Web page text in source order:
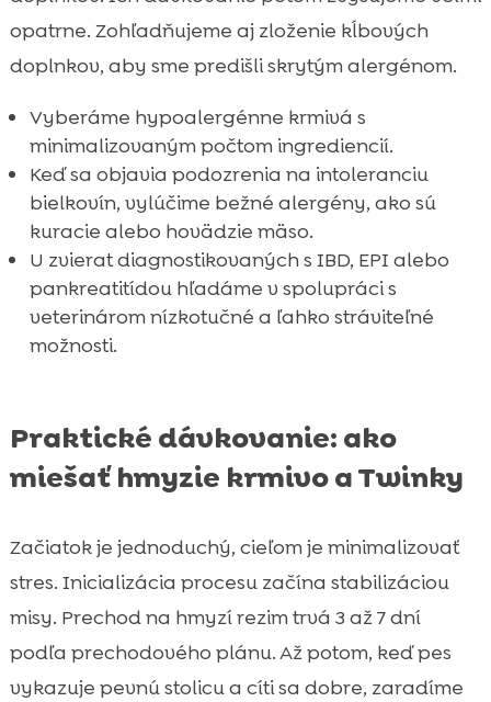
opatrne. Zohľadňujeme aj zloženie kĺbových
doplnkov, aby sme predišli skrytým alergénom.
Vyberáme hypoalergénne krmivá s
minimalizovaným počtom ingrediencií.
Keď sa objavia podozrenia na intoleranciu
bielkovín, vylúčime bežné alergény, ako sú
kuracie alebo hovädzie mäso.
U zvierat diagnostikovaných s IBD, EPI alebo
pankreatitídou hľadáme v spolupráci s
veterinárom nízkotučné a ľahko stráviteľné
možnosti.
Praktické dávkovanie: ako
miešať hmyzie krmivo a Twinky
Začiatok je jednoduchý, cieľom je minimalizovať
stres. Inicializácia procesu začína stabilizáciou
misy. Prechod na hmyzí rezim trvá 3 až 7 dní
podľa prechodového plánu. Až potom, keď pes
vykazuje pevnú stolicu a cíti sa dobre, zaradíme